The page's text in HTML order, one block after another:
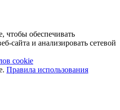
чтобы обеспечивать
сайта и анализировать сетевой
cookie
Правила использования